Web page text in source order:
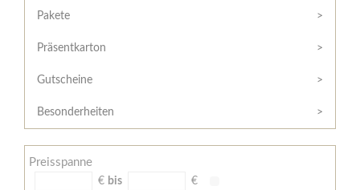
/
Widerrufsformular
AGB
und
Zahlungsbedingungen
Meine
Bestellung
Pakete
Präsentkarton
Gutscheine
Besonderheiten
Preisspanne
€ bis €